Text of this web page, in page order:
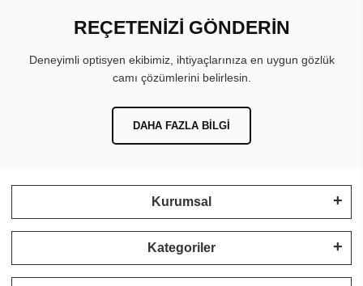
REÇETENİZİ GÖNDERİN
Deneyimli optisyen ekibimiz, ihtiyaçlarınıza en uygun gözlük
camı çözümlerini belirlesin.
DAHA FAZLA BILGI
Kurumsal
Kategoriler